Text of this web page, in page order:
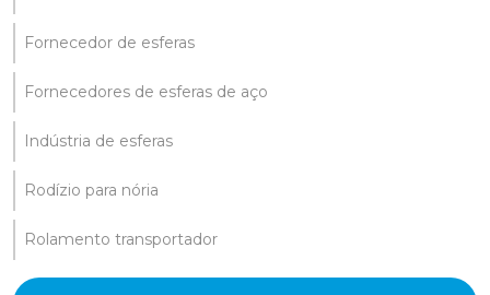
Fornecedor de esferas
Fornecedores de esferas de aço
Indústria de esferas
Rodízio para nória
Rolamento transportador